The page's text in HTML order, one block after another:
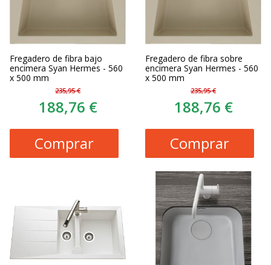
Fregadero de fibra bajo
encimera Syan Hermes - 560
x 500 mm
235,95 €
188,76 €
Comprar
Fregadero de fibra sobre
encimera Syan Hermes - 560
x 500 mm
235,95 €
188,76 €
Comprar